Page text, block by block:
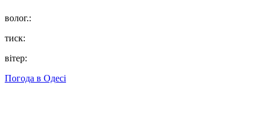
волог.:
тиск:
вітер:
Погода в Одесі